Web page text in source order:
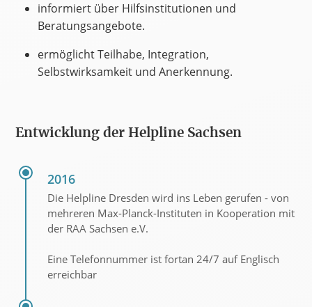
informiert über Hilfsinstitutionen und
Beratungsangebote.
ermöglicht Teilhabe, Integration,
Selbstwirksamkeit und Anerkennung.
Entwicklung der Helpline Sachsen
2016
Die Helpline Dresden wird ins Leben gerufen - von
mehreren Max-Planck-Instituten in Kooperation mit
der RAA Sachsen e.V.
Eine Telefonnummer ist fortan 24/7 auf Englisch
erreichbar